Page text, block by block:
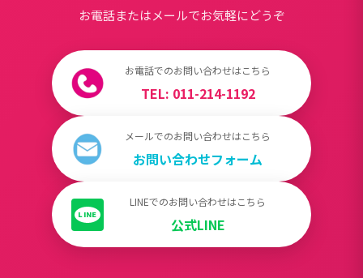
お電話またはメールでお気軽にどうぞ
お電話でのお問い合わせはこちら
TEL: 011-214-1192
メールでのお問い合わせはこちら
お問い合わせフォーム
LINE
LINEでのお問い合わせはこちら
公式LINE